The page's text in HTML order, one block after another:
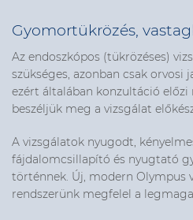
Gyomortükrözés,
Az endoszkópos (tükrözéses)
szükséges, azonban csak orvosi
ezért általában konzultáció
beszéljük meg a vizsgálat
A vizsgálatok nyugodt,
fájdalomcsillapító és nyugtató
történnek. Új, modern Olympus
rendszerünk megfelel a